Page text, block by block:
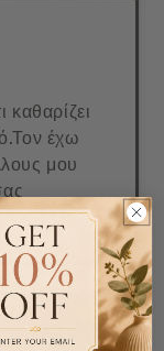
καθαρίζει
έχω
μου